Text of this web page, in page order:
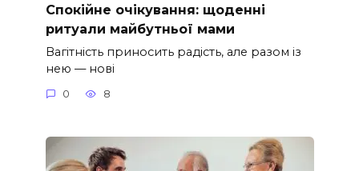
Спокійне очікування: щоденні
ритуали майбутньої мами
Вагітність приносить радість, але разом із
нею — нові
0 8